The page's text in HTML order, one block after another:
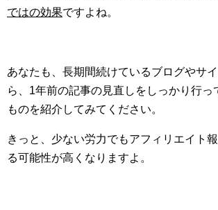
ではの効果ですよね。
あなたも、長期間続けているブログやサ
ら、1年前の記事の見直しをしっかり行っ
ものを紹介してみてください。
きっと、少ない労力でもアフィリエイト
る可能性が高くなりますよ。